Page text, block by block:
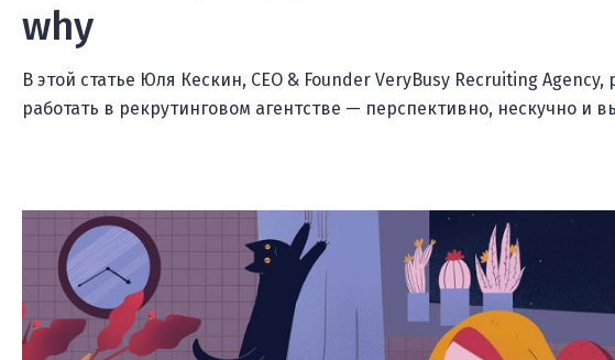
why
В этой статье Юля Кескин, CEO & Founder VeryBusy Recruiting
работать в рекрутинговом агентстве — перспективно, нескучно и